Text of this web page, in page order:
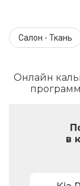
Салон - Ткань
Онлайн
в